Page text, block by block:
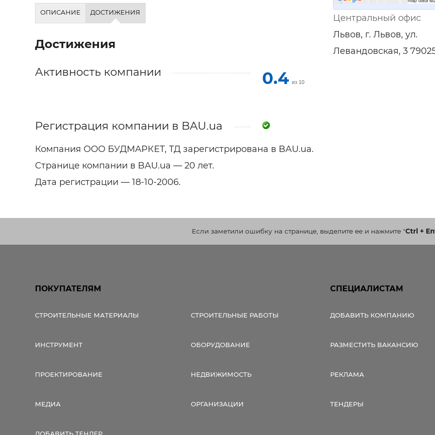
Кирпич, цемент,
щебень и др.
Резюме
ОПИСАНИЕ ДОСТИЖЕНИЯ
Достижения
Активность компании 0.4 из 10
Регистрация компании в BAU.ua
Компания ООО БУДМАРКЕТ, ТД зарегистрирована в BAU.ua.
Странице компании в BAU.ua — 20 лет.
Дата регистрации — 18-10-2006.
Центральный офис
Львов, г. Львов, ул.
Левандовская, 3
Если заметили ошибку на странице, выделите ее и нажмите"Ctrl +
ПОКУПАТЕЛЯМ
СТРОИТЕЛЬНЫЕ МАТЕРИАЛЫ СТРОИТЕЛЬНЫЕ РАБОТЫ
ИНСТРУМЕНТ ОБОРУДОВАНИЕ
ПРОЕКТИРОВАНИЕ НЕДВИЖИМОСТЬ
МЕДИА ОРГАНИЗАЦИИ
ДОБАВИТЬ ТЕНДЕР
СПЕЦИАЛИСТАМ
ДОБАВИТЬ КОМПАНИЮ
РАЗМЕСТИТЬ ВАКАНСИЮ
РЕКЛАМА
ТЕНДЕРЫ